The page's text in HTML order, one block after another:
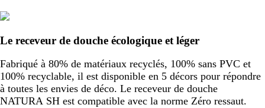
Le receveur de douche écologique et léger
Fabriqué à 80% de matériaux recyclés, 100% sans PVC et
100% recyclable, il est disponible en 5 décors pour répondre
à toutes les envies de déco. Le receveur de douche
NATURA SH est compatible avec la norme Zéro ressaut.